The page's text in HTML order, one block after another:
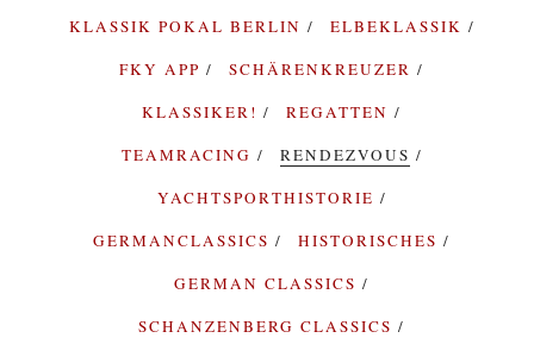
KLASSIK POKAL BERLIN
ELBEKLASSIK
FKY APP
SCHÄRENKREUZER
KLASSIKER!
REGATTEN
TEAMRACING
RENDEZVOUS
YACHTSPORTHISTORIE
GERMANCLASSICS
HISTORISCHES
GERMAN CLASSICS
SCHANZENBERG CLASSICS